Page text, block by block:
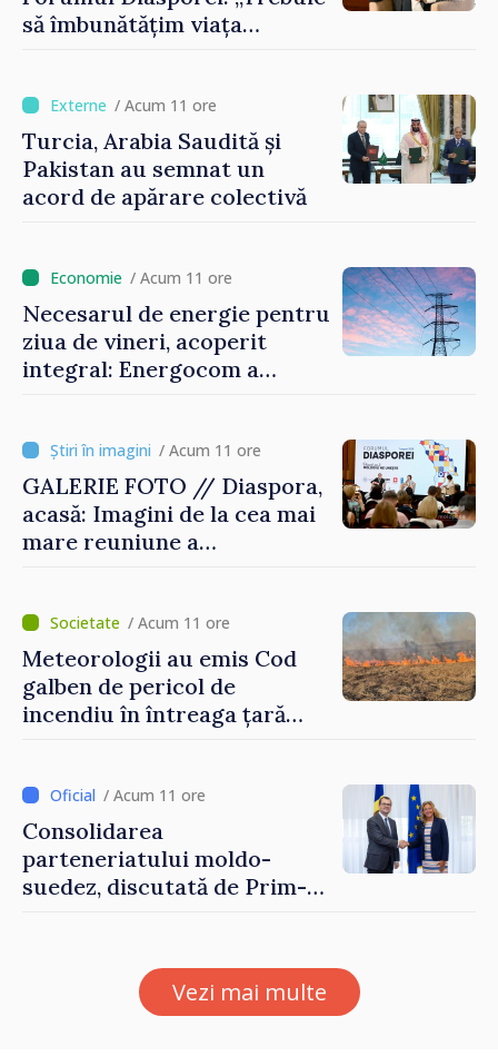
să îmbunătățim viața
/ Acum 11 ore
Turcia, Arabia Saudită și
Pakistan au semnat un
acord de apărare colectivă
/ Acum 11 ore
Necesarul de energie pentru
ziua de vineri, acoperit
integral: Energocom a
/ Acum 11 ore
GALERIE FOTO // Diaspora,
acasă: Imagini de la cea mai
mare reuniune a
/ Acum 11 ore
Meteorologii au emis Cod
galben de pericol de
incendiu în întreaga țară
/ Acum 11 ore
Consolidarea
parteneriatului moldo-
suedez, discutată de Prim-
Petra Lärke
Vezi mai multe